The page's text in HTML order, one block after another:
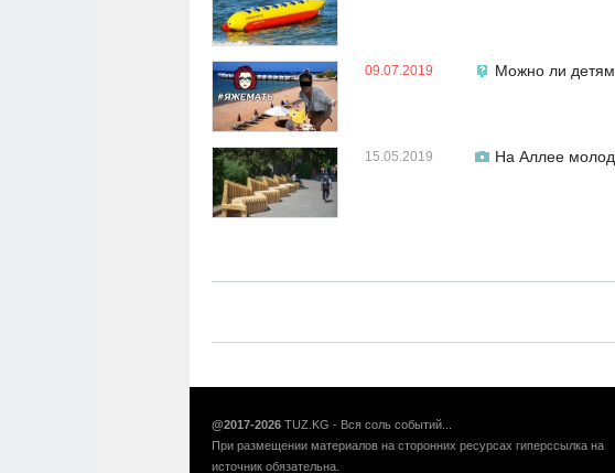
09.07.2019 Можно ли детям
15.05.2019 На Аллее
@2017-2026 TUZ.KG - Вся соль событий...
При размещении материалов на сторонних ресурсах гиперссылка на
источник обязательна.